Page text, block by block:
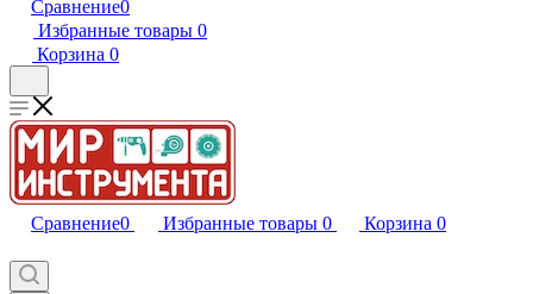
Сравнение0
Избранные товары 0
Корзина 0
Сравнение0 Избранные товары 0 Корзина 0